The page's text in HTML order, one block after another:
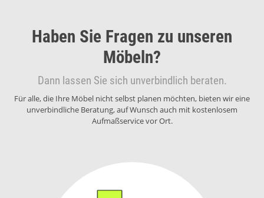
Haben Sie Fragen zu unseren
Möbeln?
Dann lassen Sie sich unverbindlich beraten.
Für alle, die Ihre Möbel nicht selbst planen möchten, bieten wir eine
unverbindliche Beratung, auf Wunsch auch mit kostenlosem
Aufmaßservice vor Ort.